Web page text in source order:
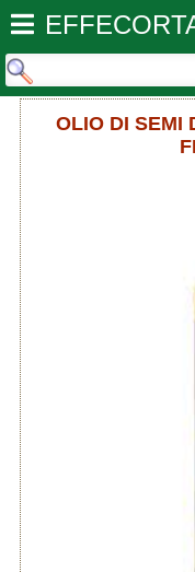
OLIO DI SEMI